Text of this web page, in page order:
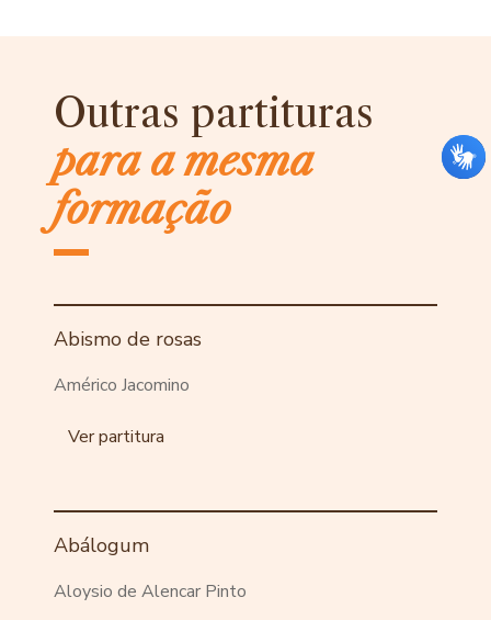
Outras partituras
para a mesma
formação
Abismo de rosas
Américo Jacomino
Ver partitura
Abálogum
Aloysio de Alencar Pinto